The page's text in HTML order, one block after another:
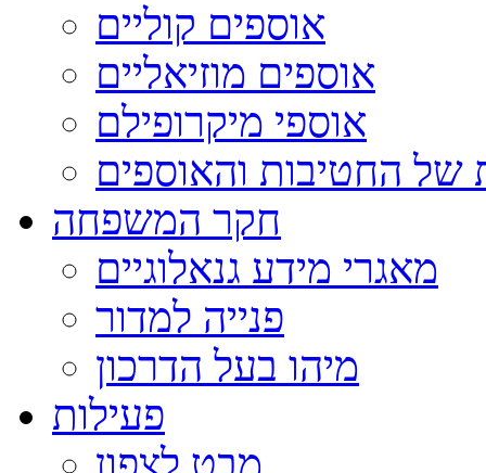
אוספים קוליים
אוספים מוזיאליים
אוספי מיקרופילם
של החטיבות והאוספים
חקר המשפחה
מאגרי מידע גנאלוגיים
פנייה למדור
מיהו בעל הדרכון
פעילות